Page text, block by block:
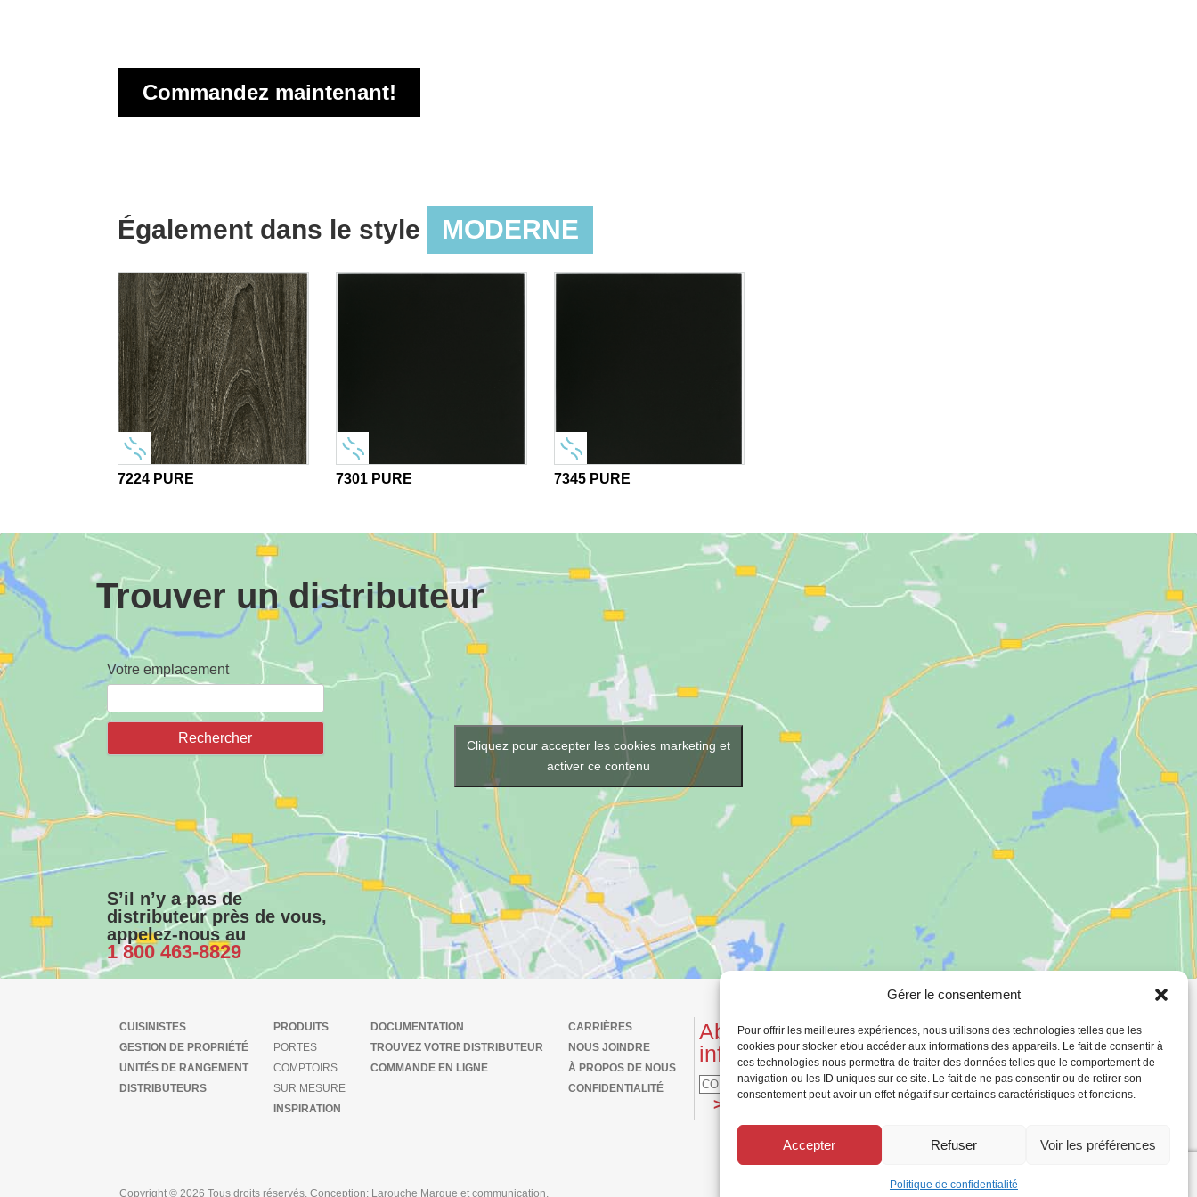
Gérer le consentement
Pour offrir les meilleures expériences, nous utilisons des technologies telles que les
cookies pour stocker et/ou accéder aux informations des appareils. Le fait de consentir à
ces technologies nous permettra de traiter des données telles que le comportement de
navigation ou les ID uniques sur ce site. Le fait de ne pas consentir ou de retirer son
consentement peut avoir un effet négatif sur certaines caractéristiques et fonctions.
Accepter Refuser Voir les préférences
Politique de confidentialité
Commandez maintenant!
Également dans le style MODERNE
7224 PURE 7301 PURE 7345 PURE
Trouver un distributeur
S’il n’y a pas de
distributeur près de vous,
appelez-nous au
1 800 463-8829
Votre emplacement
Cliquez pour accepter les cookies marketing et
activer ce contenu
CUISINISTES
GESTION DE PROPRIÉTÉ
UNITÉS DE RANGEMENT
DISTRIBUTEURS
PRODUITS
PORTES
COMPTOIRS
SUR MESURE
INSPIRATION
DOCUMENTATION
TROUVEZ VOTRE DISTRIBUTEUR
COMMANDE EN LIGNE
CARRIÈRES
NOUS JOINDRE
À PROPOS DE NOUS
CONFIDENTIALITÉ
Abonnez-vous à notre
infolettre
EN
Copyright © 2026 Tous droits réservés. Conception: Larouche Marque et communication